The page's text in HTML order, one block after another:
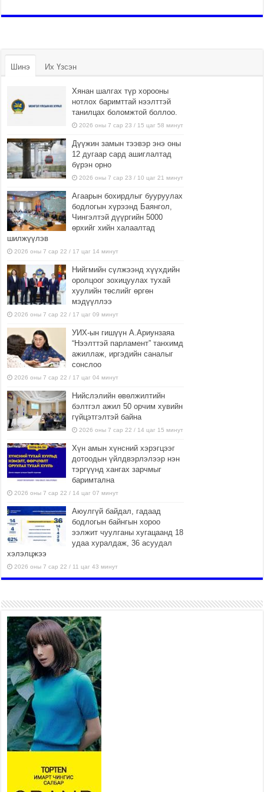
Шинэ Их Үзсэн
Хянан шалгах түр хорооны
нотлох баримттай нээлттэй
танилцах боломжтой боллоо.
2026 оны 7 сар 23 / 15 цаг 58 минут
Дүүжин замын тээвэр энэ оны
12 дугаар сард ашиглалтад
бүрэн орно
2026 оны 7 сар 23 / 10 цаг 21 минут
Агаарын бохирдлыг бууруулах
бодлогын хүрээнд Баянгол,
Чингэлтэй дүүргийн 5000
өрхийг хийн халаалтад
шилжүүлэв
2026 оны 7 сар 22 / 17 цаг 14 минут
Нийгмийн сүлжээнд хүүхдийн
оролцоог зохицуулах тухай
хуулийн төслийг өргөн
мэдүүллээ
2026 оны 7 сар 22 / 17 цаг 09 минут
УИХ-ын гишүүн А.Ариунзаяа
“Нээлттэй парламент” танхимд
ажиллаж, иргэдийн саналыг
сонслоо
2026 оны 7 сар 22 / 17 цаг 04 минут
Нийслэлийн өвөлжилтийн
бэлтгэл ажил 50 орчим хувийн
гүйцэтгэлтэй байна
2026 оны 7 сар 22 / 14 цаг 15 минут
Хүн амын хүнсний хэрэгцээг
дотоодын үйлдвэрлэлээр нэн
тэргүүнд хангах зарчмыг
баримтална
2026 оны 7 сар 22 / 14 цаг 07 минут
Аюулгүй байдал, гадаад
бодлогын байнгын хороо
ээлжит чуулганы хугацаанд 18
удаа хуралдаж, 36 асуудал
хэлэлцжээ
2026 оны 7 сар 22 / 11 цаг 43 минут
боломжтой-Хүүхэд хөгжүүлэх
төв” байгуулах төсөлд төр,
хувийн хэвшлийн түншлэлийн хүрээнд хамтран
ажиллахыг урьж байна
2026 оны 7 сар 22 / 9 цаг 28 минут
Б.Пүрэвдагва: “Урт цагаан”-ыг
залуучууд чөлөөт цагаа
өнгөрүүлдэг, жуулчид зорьж
ирдэг цэг болгоно
2026 оны 7 сар 21 / 16 цаг 47 минут
Тусгай замын автобус /BRT/ төслийн удирдах
хорооны ээлжит хуралдаан боллоо
Ерөнхий сайд Н.Учрал БНХАУ-аас Монгол Улсад
суугаа Элчин сайд Шэнь Миньжюанийг хүлээн